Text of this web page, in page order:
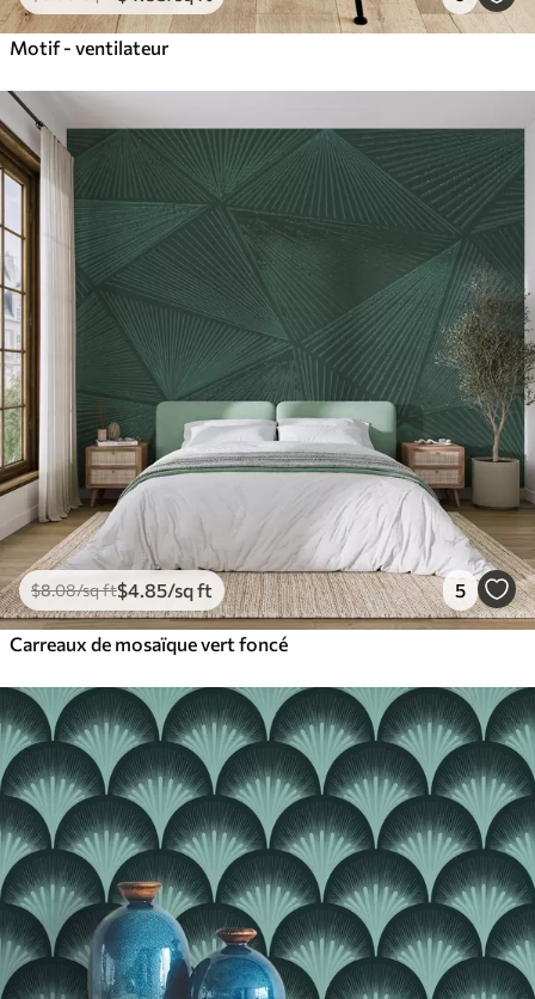
Motif - ventilateur
$8.08/sq ft$4 .85/sq ft 5
Carreaux de mosaïque vert foncé